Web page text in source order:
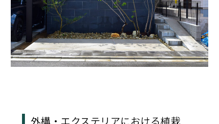
外構・エクステリアにおける植栽